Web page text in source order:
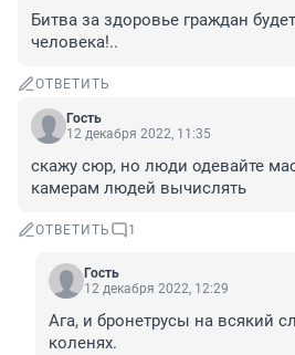
Битва за здоровье граждан
человека!..
ОТВЕТИТЬ
Гость
12 декабря 2022, 11:35
скажу сюр, но люди одевайте
камерам людей вычислять
ОТВЕТИТЬ 1
Гость
12 декабря 2022, 12:29
Ага, и бронетрусы на всякий
коленях.